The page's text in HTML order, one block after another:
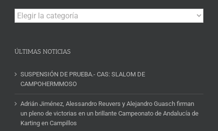
Campeonatos
y
ÚLTIMAS NOTICIAS
SUSPENSIÓN DE PRUEBA.- CAS: SLALOM DE
CAMPOHERMMOSO
Adrián Jiménez, Alessandro Reuvers y Alejandro Guasch firman
un pleno de victorias en un brillante Campeonato de Andalucía de
Karting en Campillos